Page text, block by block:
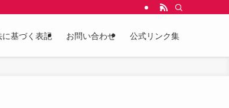
基づく表記 お問い合わせ 公式リンク集